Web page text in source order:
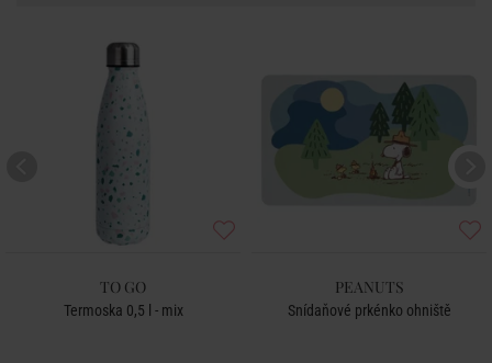
TO GO
Termoska 0,5 l - mix
PEANUTS
Snídaňové prkénko ohniště